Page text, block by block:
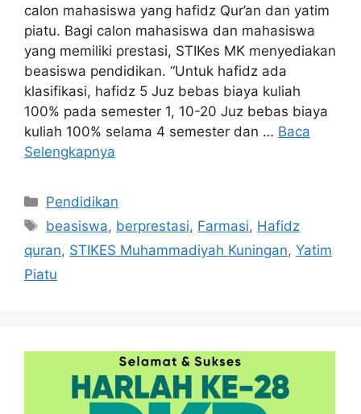
calon mahasiswa yang hafidz Qur’an dan yatim
piatu. Bagi calon mahasiswa dan mahasiswa
yang memiliki prestasi, STIKes MK menyediakan
beasiswa pendidikan. “Untuk hafidz ada
klasifikasi, hafidz 5 Juz bebas biaya kuliah
100% pada semester 1, 10-20 Juz bebas biaya
kuliah 100% selama 4 semester dan … Baca
Selengkapnya
Kategori
Pendidikan
Tag
beasiswa, berprestasi, Farmasi, Hafidz
quran, STIKES Muhammadiyah Kuningan, Yatim
Piatu